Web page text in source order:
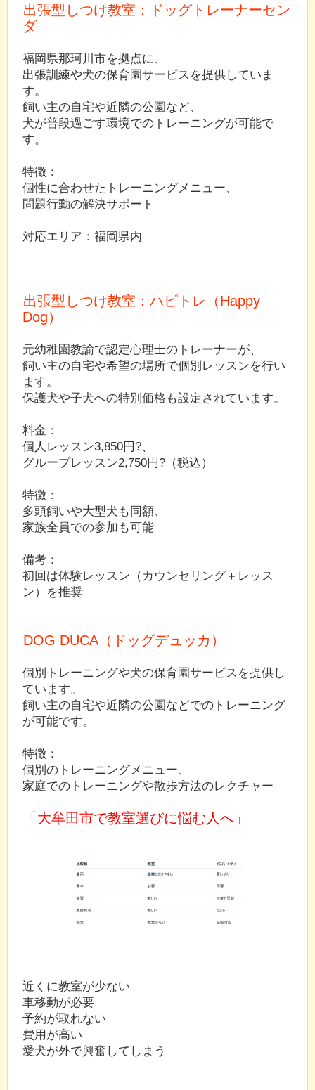
出張型しつけ教室：ドッグトレーナーセン
ダ
福岡県那珂川市を拠点に、
出張訓練や犬の保育園サービスを提供していま
す。
飼い主の自宅や近隣の公園など、
犬が普段過ごす環境でのトレーニングが可能で
す。
特徴：
個性に合わせたトレーニングメニュー、
問題行動の解決サポート
対応エリア：福岡県内
出張型しつけ教室：ハピトレ（Happy
Dog）
元幼稚園教諭で認定心理士のトレーナーが、
飼い主の自宅や希望の場所で個別レッスンを行い
ます。
保護犬や子犬への特別価格も設定されています。
料金：
個人レッスン3,850円?、
グループレッスン2,750円?（税込）
特徴：
多頭飼いや大型犬も同額、
家族全員での参加も可能
備考：
初回は体験レッスン（カウンセリング＋レッス
ン）を推奨
DOG DUCA（ドッグデュッカ）
個別トレーニングや犬の保育園サービスを提供し
ています。
飼い主の自宅や近隣の公園などでのトレーニング
が可能です。
特徴：
個別のトレーニングメニュー、
家庭でのトレーニングや散歩方法のレクチャー
「大牟田市で教室選びに悩む人へ」
近くに教室が少ない
車移動が必要
予約が取れない
費用が高い
愛犬が外で興奮してしまう